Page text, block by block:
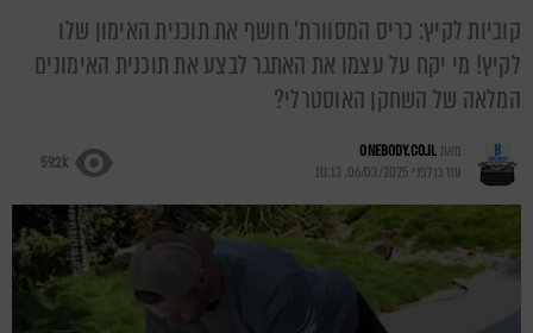
קוביות לקיץ: כריס המסוורת' חושף את תוכנית האימון שלו
לקיץ! מי יקח על עצמו את האתגר לבצע את תוכנית האימונים
המלאה של השחקן האוסטרלי?
מאתONEBODY.CO.IL
עודכן לפני 06/03/2025, 10:13
59.2k